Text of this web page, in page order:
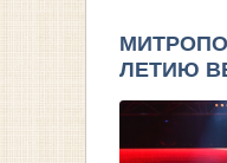
ЛЕТИЮ